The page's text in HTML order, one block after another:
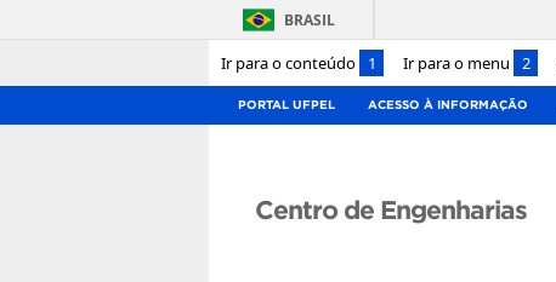
Ir para o conteúdo 1 Ir para o menu 2
BRASIL
PORTAL UFPEL ACESSO À INFORMAÇÃO
Centro de Engenharias